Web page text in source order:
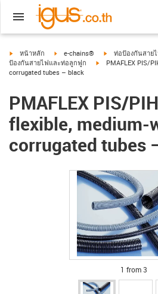
igus-icon-arrow-right
หน้าหลัก igus-icon-arrow-right
e-chains® igus-icon-arrow-
ท่อป้องกันสาย
ป้องกันสายไฟและท่อลูกฟูก
igus-icon-arrow-
PMAFLEX PIS/
corrugated tubes – black
PMAFLEX PIS/
flexible, medium-
corrugated tubes
1 from 3